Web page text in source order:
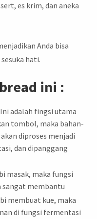
es krim, dan aneka
Anda bisa
hati.
ini :
adalah fingsi utama
tombol, maka bahan-
diproses menjadi
dan dipanggang
masak, maka fungsi
sangat membantu
membuat kue, maka
di fungsi fermentasi